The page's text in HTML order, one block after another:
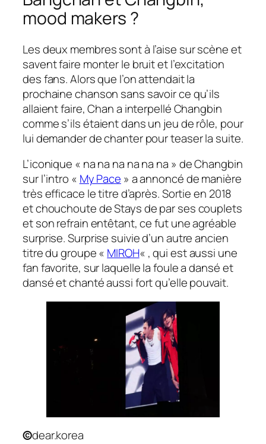
mood makers ?
Les deux membres sont à l’aise sur scène et
savent faire monter le bruit et l’excitation
des fans. Alors que l’on attendait la
prochaine chanson sans savoir ce qu’ils
allaient faire, Chan a interpellé Changbin
comme s’ils étaient dans un jeu de rôle, pour
lui demander de chanter pour teaser la suite.
L’iconique « na na na na na na » de Changbin
sur l’intro « My Pace » a annoncé de manière
très efficace le titre d’après. Sortie en 2018
et chouchoute de Stays de par ses couplets
et son refrain entêtant, ce fut une agréable
surprise. Surprise suivie d’un autre ancien
titre du groupe « MIROH« , qui est aussi une
fan favorite, sur laquelle la foule a dansé et
dansé et chanté aussi fort qu’elle pouvait.
©dear.korea